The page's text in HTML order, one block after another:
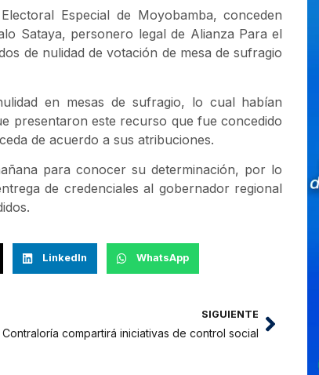
Especial de Moyobamba, conceden
Sataya, personero legal de Alianza Para el
de nulidad de votación de mesa de sufragio
en mesas de sufragio, lo cual habían
presentaron este recurso que fue concedido
de acuerdo a sus atribuciones.
para conocer su determinación, por lo
de credenciales al gobernador regional
LinkedIn WhatsApp
SIGUIENTE
Contraloría compartirá iniciativas de control social